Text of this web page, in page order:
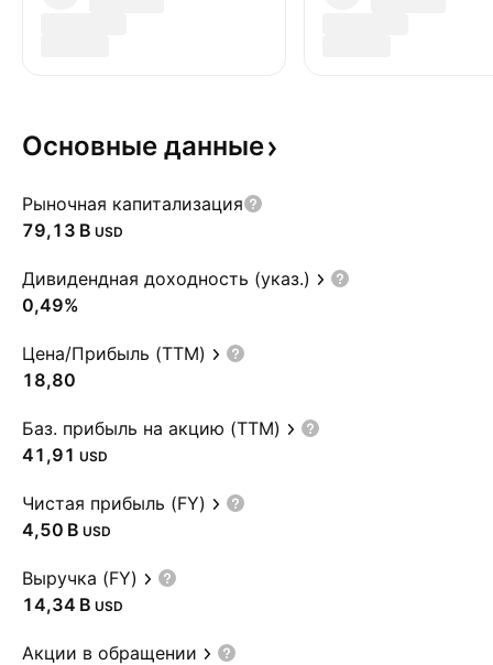
Основные данные
Рыночная капитализация
‪79,13 B‬ USD
Дивидендная доходность (указ.)
0,49%
Цена/Прибыль (TTM)
18,80
Баз. прибыль на акцию (TTM)
41,91 USD
Чистая прибыль (FY)
‪4,50 B‬ USD
Выручка (FY)
‪14,34 B‬ USD
Акции в обращении